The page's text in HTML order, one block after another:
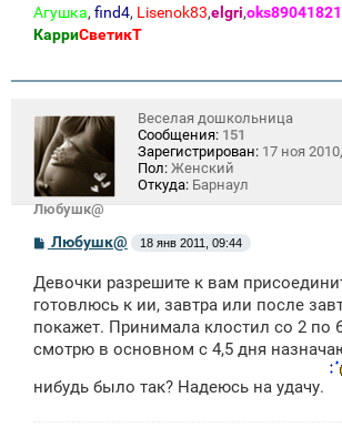
Агушка, find4, Lisenok83,elgri,oks89041821
КарриСветикТ
Любушк@
Веселая дошкольница
Сообщения: 151
Зарегистрирован: 17 ноя
Пол: Женский
Откуда: Барнаул
С
о
б
щ
н
и
Любушк@ 18 янв 2011, 09:44
Девочки разрешите к вам
готовлюсь к ии, завтра или после
покажет. Принимала клостил со 2 по
смотрю в основном с 4,5 дня
нибудь было так? Надеюсь на удачу.